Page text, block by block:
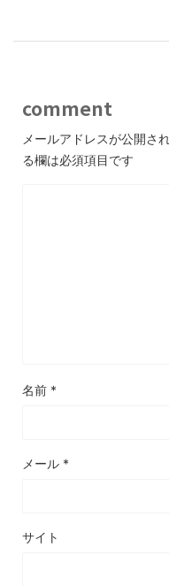
comment
メールアドレスが公開さ
る欄は必須項目です
名前 *
メール *
サイト